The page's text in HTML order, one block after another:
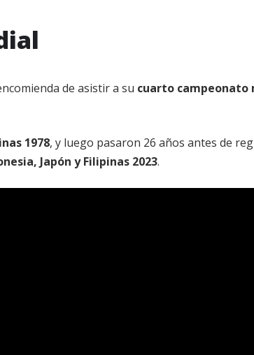
de asistir a su cuarto campeonato
1978, y luego pasaron 26 años antes de
Japón y Filipinas 2023.